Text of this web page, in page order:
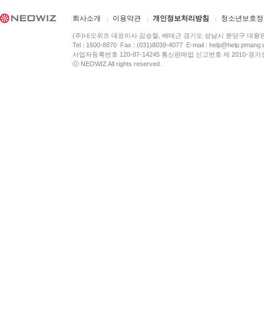
회사소개 이용약관 개인정보처리방침 청소년보호
(주)네오위즈 대표이사 김승철, 배태근 경기도 성남시 분당구 대왕
Tel : 1600-8870 Fax : (031)8039-4077 E-mail :
사업자등록번호 120-87-14245 통신판매업 신고번호 제 2010-경
ⓒ NEOWIZ All rights reserved.